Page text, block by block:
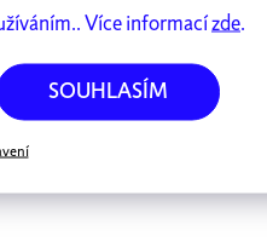
Více informacízde.
SOUHLASÍM